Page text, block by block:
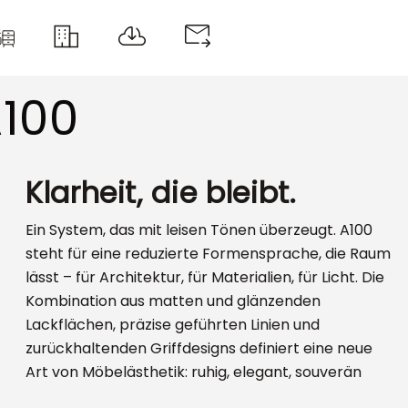
Klarheit, die bleibt.
Ein System, das mit leisen Tönen überzeugt. A100
steht für eine reduzierte Formensprache, die Raum
lässt – für Architektur, für Materialien, für Licht. Die
Kombination aus matten und glänzenden
Lackflächen, präzise geführten Linien und
zurückhaltenden Griffdesigns definiert eine neue
Art von Möbelästhetik: ruhig, elegant, souverän